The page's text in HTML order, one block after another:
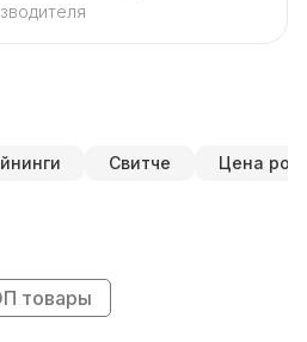
Свитче Цена
товары